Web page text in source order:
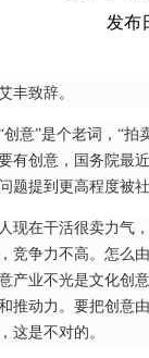
发布
丰致辞。
意”是个老词，“
有创意，国务院最
题提到更高程度被
现在干活很卖力气
竞争力不高。怎么
产业不光是文化创
推动力。要把创意
这是不对的。